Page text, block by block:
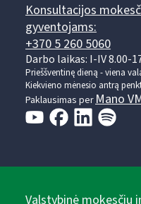
Konsultacijos
gyventojams:
+370 5 260 5060
Darbo laikas: I-IV 8.00-
Prieššventinę dieną - viena
Kiekvieno mėnesio antrą
Paklausimas per Mano
Valstybinė mokesčių